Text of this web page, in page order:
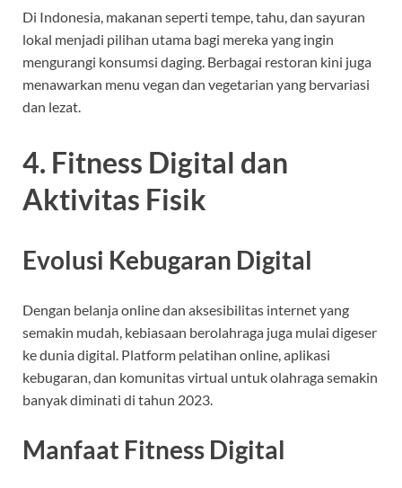
Di Indonesia, makanan seperti tempe, tahu, dan sayuran
lokal menjadi pilihan utama bagi mereka yang ingin
mengurangi konsumsi daging. Berbagai restoran kini juga
menawarkan menu vegan dan vegetarian yang bervariasi
dan lezat.
4. Fitness Digital dan
Aktivitas Fisik
Evolusi Kebugaran Digital
Dengan belanja online dan aksesibilitas internet yang
semakin mudah, kebiasaan berolahraga juga mulai digeser
ke dunia digital. Platform pelatihan online, aplikasi
kebugaran, dan komunitas virtual untuk olahraga semakin
banyak diminati di tahun 2023.
Manfaat Fitness Digital